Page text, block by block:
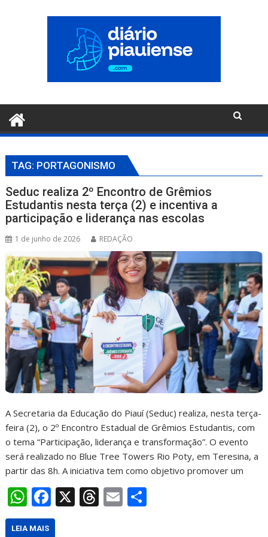
TAG: PORTAGONISMO
Seduc realiza 2º Encontro de Grêmios
Estudantis nesta terça (2) e incentiva a
participação e liderança nas escolas
1 de junho de 2026 REDAÇÃO
A Secretaria da Educação do Piauí (Seduc) realiza, nesta terça-
feira (2), o 2º Encontro Estadual de Grêmios Estudantis, com
o tema “Participação, liderança e transformação”. O evento
será realizado no Blue Tree Towers Rio Poty, em Teresina, a
partir das 8h. A iniciativa tem como objetivo promover um
W
h
F
ac
X T E
LEIA MAIS